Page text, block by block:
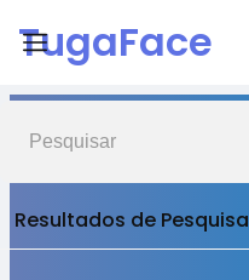
TugaFace
Resultados de Pesquisa